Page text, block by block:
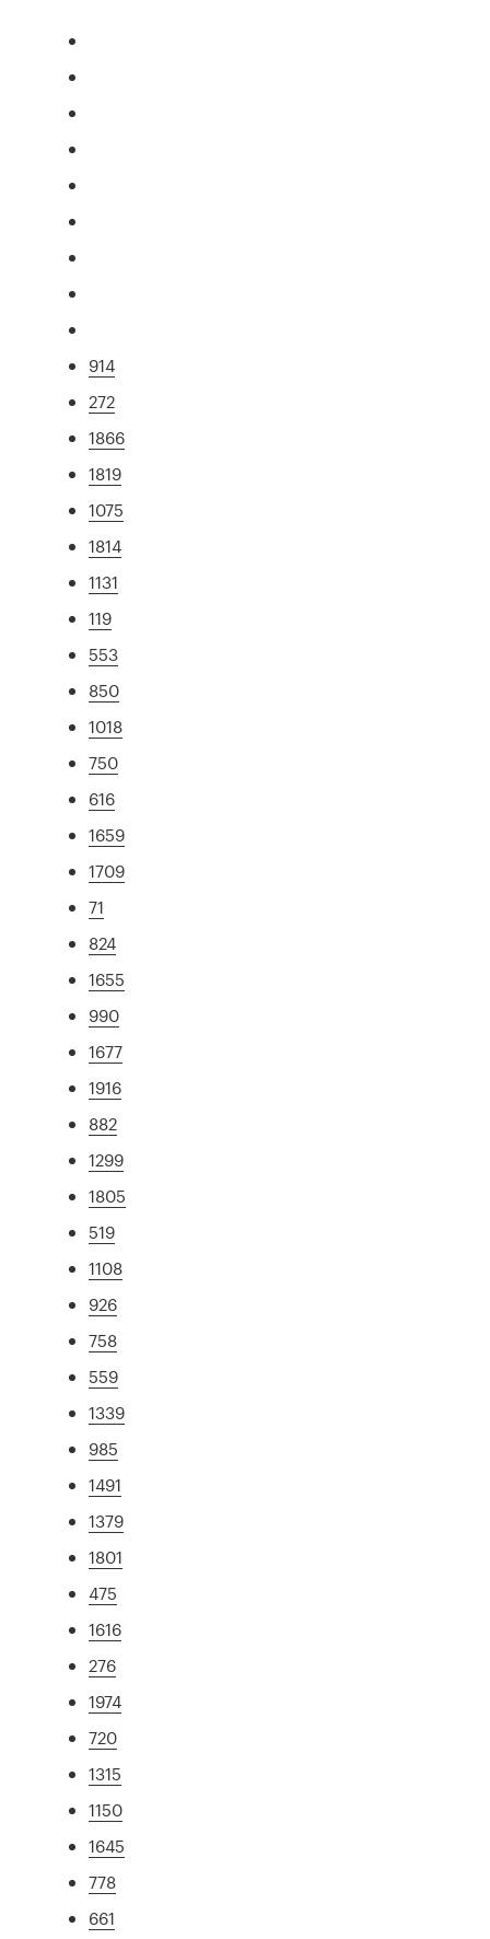
914
272
1866
1819
1075
1814
1131
119
553
850
1018
750
616
1659
1709
71
824
1655
990
1677
1916
882
1299
1805
519
1108
926
758
559
1339
985
1491
1379
1801
475
1616
276
1974
720
1315
1150
1645
778
661